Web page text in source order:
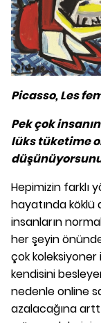
Picasso, Les
Pek çok
lüks tüketime
Hepimizin farklı
hayatında köklü
insanların
her şeyin
çok koleksiyoner
kendisini
nedenle online
azalacağına